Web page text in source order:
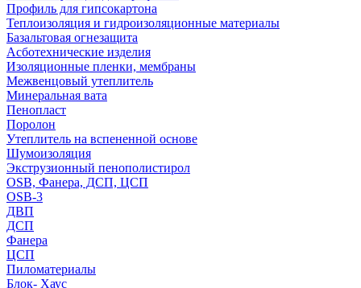
Профиль для гипсокартона
Теплоизоляция и гидроизоляционные материалы
Базальтовая огнезащита
Асботехнические изделия
Изоляционные пленки, мембраны
Межвенцовый утеплитель
Минеральная вата
Пенопласт
Поролон
Утеплитель на вспененной основе
Шумоизоляция
Экструзионный пенополистирол
OSB, Фанера, ДСП, ЦСП
OSB-3
ДВП
ДСП
Фанера
ЦСП
Пиломатериалы
Блок- Хаус